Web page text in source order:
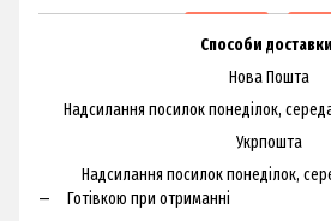
Способи
Нова Пошта
Надсилання посилок понеділок,
Укрпошта
Надсилання посилок понеділок,
Готівкою при отриманні